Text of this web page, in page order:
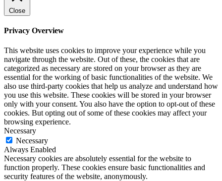
Close
Privacy Overview
This website uses cookies to improve your experience while you
navigate through the website. Out of these, the cookies that are
categorized as necessary are stored on your browser as they are
essential for the working of basic functionalities of the website. We
also use third-party cookies that help us analyze and understand how
you use this website. These cookies will be stored in your browser
only with your consent. You also have the option to opt-out of these
cookies. But opting out of some of these cookies may affect your
browsing experience.
Necessary
Necessary
Always Enabled
Necessary cookies are absolutely essential for the website to
function properly. These cookies ensure basic functionalities and
security features of the website, anonymously.